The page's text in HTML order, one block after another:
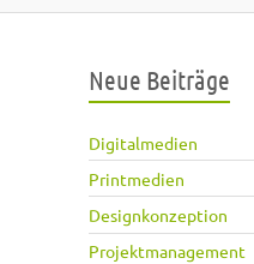
Neue Beiträge
Digitalmedien
Printmedien
Designkonzeption
Projektmanagement